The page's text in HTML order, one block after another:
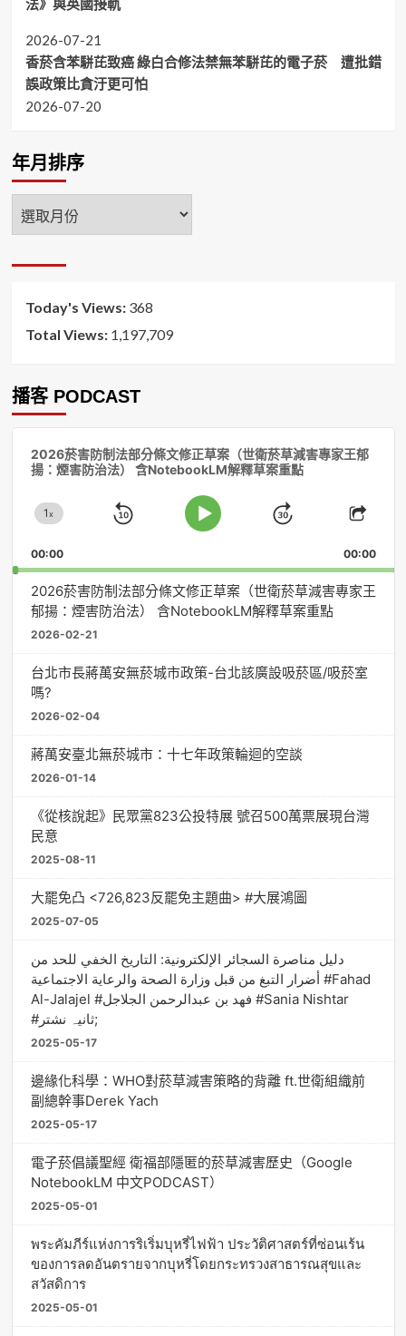
法》與英國接軌
2026-07-21
香菸含苯駢芘致癌 綠白合修法禁無苯駢芘的電子菸 遭批錯
誤政策比貪汙更可怕
2026-07-20
年月排序
年
月
Today's Views: 368
Total Views: 1,197,709
播客 PODCAST
2026菸害防制法部分條文修正草案（世衛菸草減害專家王郁
揚：煙害防治法） 含NotebookLM解釋草案重點
Change
Rate
1x
Skip
Play
Jump
Forward
Share
00:00 00:00
2026菸害防制法部分條文修正草案（世衛菸草減害專家王
郁揚：煙害防治法） 含NotebookLM解釋草案重點
2026-02-21
台北市長蔣萬安無菸城市政策-台北該廣設吸菸區/吸菸室
嗎?
2026-02-04
蔣萬安臺北無菸城市：十七年政策輪迴的空談
2026-01-14
《從核說起》民眾黨823公投特展 號召500萬票展現台灣
民意
2025-08-11
大罷免凸 <726,823反罷免主題曲> #大展鴻圖
2025-07-05
دليل مناصرة السجائر الإلكترونية: التاريخ الخفي للحد من
أضرار التبغ من قبل وزارة الصحة والرعاية الاجتماعية #Fahad
Al-Jalajel #فهد بن عبدالرحمن الجلاجل #Sania Nishtar
#ثانیہ نشتر;
2025-05-17
邊緣化科學：WHO對菸草減害策略的背離 ft.世衛組織前
副總幹事Derek Yach
2025-05-17
電子菸倡議聖經 衛福部隱匿的菸草減害歷史（Google
NotebookLM 中文PODCAST）
2025-05-01
พระคัมภีร์แห่งการริเริ่มบุหรี่ไฟฟ้า ประวัติศาสตร์ที่ซ่อนเร้น
ของการลดอันตรายจากบุหรี่โดยกระทรวงสาธารณสุขและ
สวัสดิการ
2025-05-01